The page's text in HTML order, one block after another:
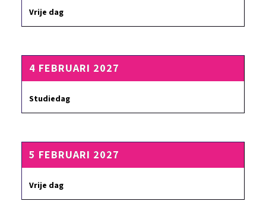
Vrije dag
4 FEBRUARI 2027
Studiedag
5 FEBRUARI 2027
Vrije dag